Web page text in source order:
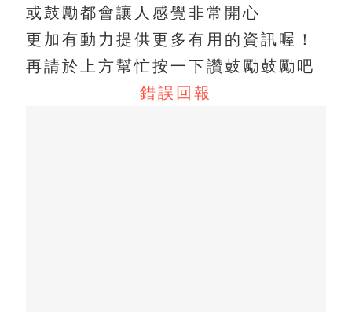
或鼓勵都會讓人感覺非常開心
更加有動力提供更多有用的資訊喔！
再請於上方幫忙按一下讚鼓勵鼓勵吧
錯誤回報